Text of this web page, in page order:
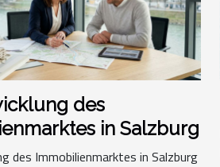
des
in Salzburg
des Immobilienmarktes in Salzburg